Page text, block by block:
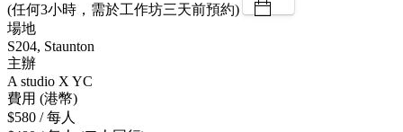
(任何3小時，需於工作坊三天前預約)
場地
S204, Staunton
主辦
A studio X YC
費用 (港幣)
$580 / 每人